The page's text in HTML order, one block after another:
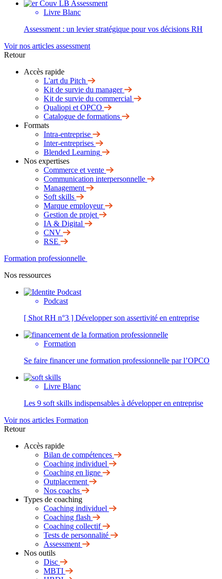
Livre Blanc
Assessment : un levier stratégique pour vos décisions RH
Voir nos articles assessment
Retour
Accès rapide
L'art du Pitch
Kit de survie du manager
Kit de survie du commercial
Qualiopi et OPCO
Catalogue de formations
Formats
Intra-entreprise
Inter-entreprises
Blended Learning
Nos expertises
Commerce et vente
Communication interpersonnelle
Management
Soft skills
Marque employeur
Gestion de projet
IA & Digital
CNV
RSE
Formation professionnelle
Nos ressources
Podcast
[ Shot RH n°3 ] Développer son assertivité en entreprise
Formation
Se faire financer une formation professionnelle par l’OPCO
Livre Blanc
Les 9 soft skills indispensables à développer en entreprise
Voir nos articles Formation
Retour
Accès rapide
Bilan de compétences
Coaching individuel
Coaching en ligne
Outplacement
Nos coachs
Types de coaching
Coaching individuel
Coaching flash
Coaching collectif
Tests de personnalité
Assessment
Nos outils
Disc
MBTI